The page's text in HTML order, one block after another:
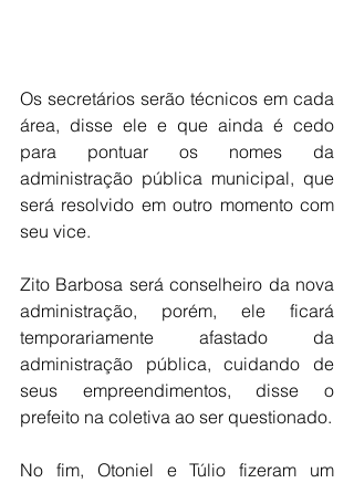
Os secretários serão técnicos em cada
área, disse ele e que ainda é cedo
para pontuar os nomes da
administração pública municipal, que
será resolvido em outro momento com
seu vice.
Zito Barbosa será conselheiro da nova
administração, porém, ele ficará
temporariamente afastado da
administração pública, cuidando de
seus empreendimentos, disse o
prefeito na coletiva ao ser questionado.
No fim, Otoniel e Túlio fizeram um